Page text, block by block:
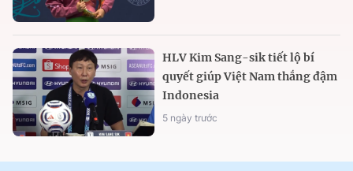
HLV Kim Sang-sik tiết lộ bí
quyết giúp Việt Nam thắng đậm
Indonesia
5 ngày trước